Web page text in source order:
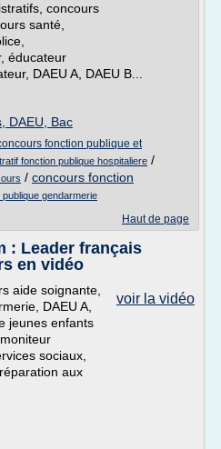
concours
santé,
éducateur
DAEU A, DAEU B...
DAEU, Bac
fonction publique et
fonction publique hospitaliere /
/ concours fonction
gendarmerie
Haut de page
: Leader français
en vidéo
voir la vidéo
aide soignante,
DAEU A,
jeunes enfants
sociaux,
aux